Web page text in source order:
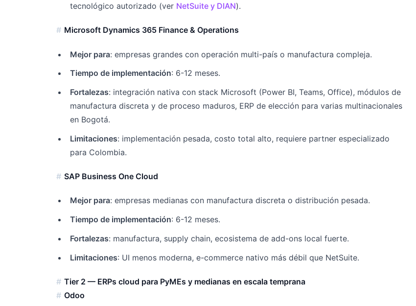
tecnológico autorizado (ver NetSuite y DIAN).
Microsoft Dynamics 365 Finance & Operations
Mejor para: empresas grandes con operación multi-país o manufactura compleja.
Tiempo de implementación: 6-12 meses.
Fortalezas: integración nativa con stack Microsoft (Power BI, Teams, Office), módulos de
manufactura discreta y de proceso maduros, ERP de elección para varias multinacionales
en Bogotá.
Limitaciones: implementación pesada, costo total alto, requiere partner especializado
para Colombia.
SAP Business One Cloud
Mejor para: empresas medianas con manufactura discreta o distribución pesada.
Tiempo de implementación: 6-12 meses.
Fortalezas: manufactura, supply chain, ecosistema de add-ons local fuerte.
Limitaciones: UI menos moderna, e-commerce nativo más débil que NetSuite.
Tier 2 — ERPs cloud para PyMEs y medianas en escala temprana
Odoo